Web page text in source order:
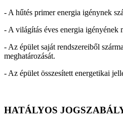
- A hűtés primer energia igénynek
- A világítás éves energia igényének
- Az épület saját rendszereiből
meghatározását.
- Az épület összesített energetikai
HATÁLYOS